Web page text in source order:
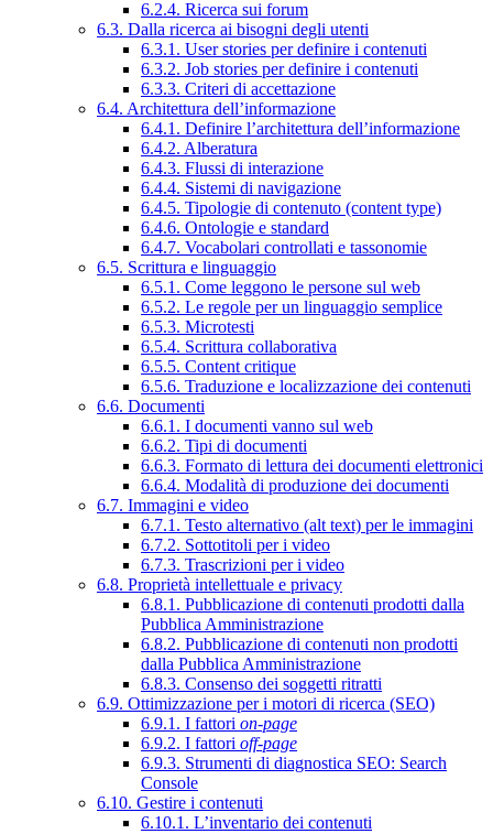
6.2.4. Ricerca sui forum
6.3. Dalla ricerca ai bisogni degli utenti
6.3.1. User stories per definire i contenuti
6.3.2. Job stories per definire i contenuti
6.3.3. Criteri di accettazione
6.4. Architettura dell’informazione
6.4.1. Definire l’architettura dell’informazione
6.4.2. Alberatura
6.4.3. Flussi di interazione
6.4.4. Sistemi di navigazione
6.4.5. Tipologie di contenuto (content type)
6.4.6. Ontologie e standard
6.4.7. Vocabolari controllati e tassonomie
6.5. Scrittura e linguaggio
6.5.1. Come leggono le persone sul web
6.5.2. Le regole per un linguaggio semplice
6.5.3. Microtesti
6.5.4. Scrittura collaborativa
6.5.5. Content critique
6.5.6. Traduzione e localizzazione dei contenuti
6.6. Documenti
6.6.1. I documenti vanno sul web
6.6.2. Tipi di documenti
6.6.3. Formato di lettura dei documenti elettronici
6.6.4. Modalità di produzione dei documenti
6.7. Immagini e video
6.7.1. Testo alternativo (alt text) per le immagini
6.7.2. Sottotitoli per i video
6.7.3. Trascrizioni per i video
6.8. Proprietà intellettuale e privacy
6.8.1. Pubblicazione di contenuti prodotti dalla
Pubblica Amministrazione
6.8.2. Pubblicazione di contenuti non prodotti
dalla Pubblica Amministrazione
6.8.3. Consenso dei soggetti ritratti
6.9. Ottimizzazione per i motori di ricerca (SEO)
6.9.1. I fattori on-page
6.9.2. I fattori off-page
6.9.3. Strumenti di diagnostica SEO: Search
Console
6.10. Gestire i contenuti
6.10.1. L’inventario dei contenuti